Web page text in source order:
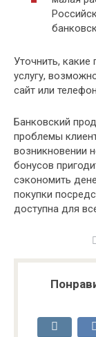
Уточнить,
услугу,
сайт или
Банковский
проблемы
возникновении
бонусов
сэкономить
покупки
доступна для